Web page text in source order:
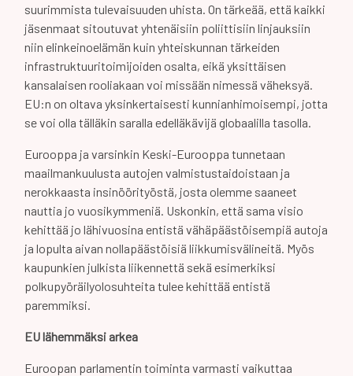
suurimmista tulevaisuuden uhista. On tärkeää, että kaikki
jäsenmaat sitoutuvat yhtenäisiin poliittisiin linjauksiin
niin elinkeinoelämän kuin yhteiskunnan tärkeiden
infrastruktuuritoimijoiden osalta, eikä yksittäisen
kansalaisen rooliakaan voi missään nimessä väheksyä.
EU:n on oltava yksinkertaisesti kunnianhimoisempi, jotta
se voi olla tälläkin saralla edelläkävijä globaalilla tasolla.
Eurooppa ja varsinkin Keski-Eurooppa tunnetaan
maailmankuulusta autojen valmistustaidoistaan ja
nerokkaasta insinöörityöstä, josta olemme saaneet
nauttia jo vuosikymmeniä. Uskonkin, että sama visio
kehittää jo lähivuosina entistä vähäpäästöisempiä autoja
ja lopulta aivan nollapäästöisiä liikkumisvälineitä. Myös
kaupunkien julkista liikennettä sekä esimerkiksi
polkupyöräilyolosuhteita tulee kehittää entistä
paremmiksi.
EU lähemmäksi arkea
Euroopan parlamentin toiminta varmasti vaikuttaa